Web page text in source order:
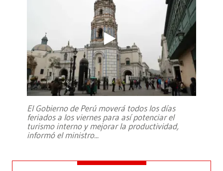
El Gobierno de Perú moverá todos los días
feriados a los viernes para así potenciar el
turismo interno y mejorar la productividad,
informó el ministro...